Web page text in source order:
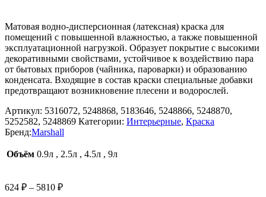
Матовая водно-дисперсионная (латексная) краска для
помещений с повышенной влажностью, а также повышенной
эксплуатационной нагрузкой. Образует покрытие с высокими
декоративными свойствами, устойчивое к воздействию пара
от бытовых приборов (чайника, пароварки) и образованию
конденсата. Входящие в состав краски специальные добавки
предотвращают возникновение плесени и водорослей.
Артикул: 5316072, 5248868, 5183646, 5248866, 5248870,
5252582, 5248869 Категории: Интерьерные, Краска
Бренд:Marshall
Объём 0.9л , 2.5л , 4.5л , 9л
624 ₽ – 5810 ₽Диапазон